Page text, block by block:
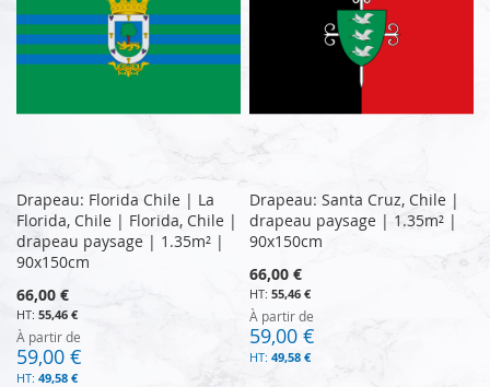
Drapeau: Florida Chile | La
Florida, Chile | Florida, Chile |
drapeau paysage | 1.35m² |
90x150cm
66,00 €
55,46 €
À partir de
59,00 €
49,58 €
Drapeau: Santa Cruz, Chile |
drapeau paysage | 1.35m² |
90x150cm
66,00 €
55,46 €
À partir de
59,00 €
49,58 €